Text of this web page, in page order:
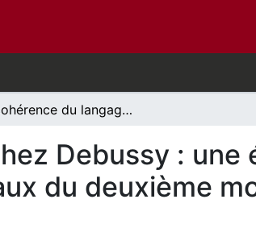
La cohérence du langage musical chez Debussy : une étude des rapports entre les éléments musicaux du deuxième mouvement du Quatuor à cordes, op. 10, no 1.
Debussy : une
du deuxième